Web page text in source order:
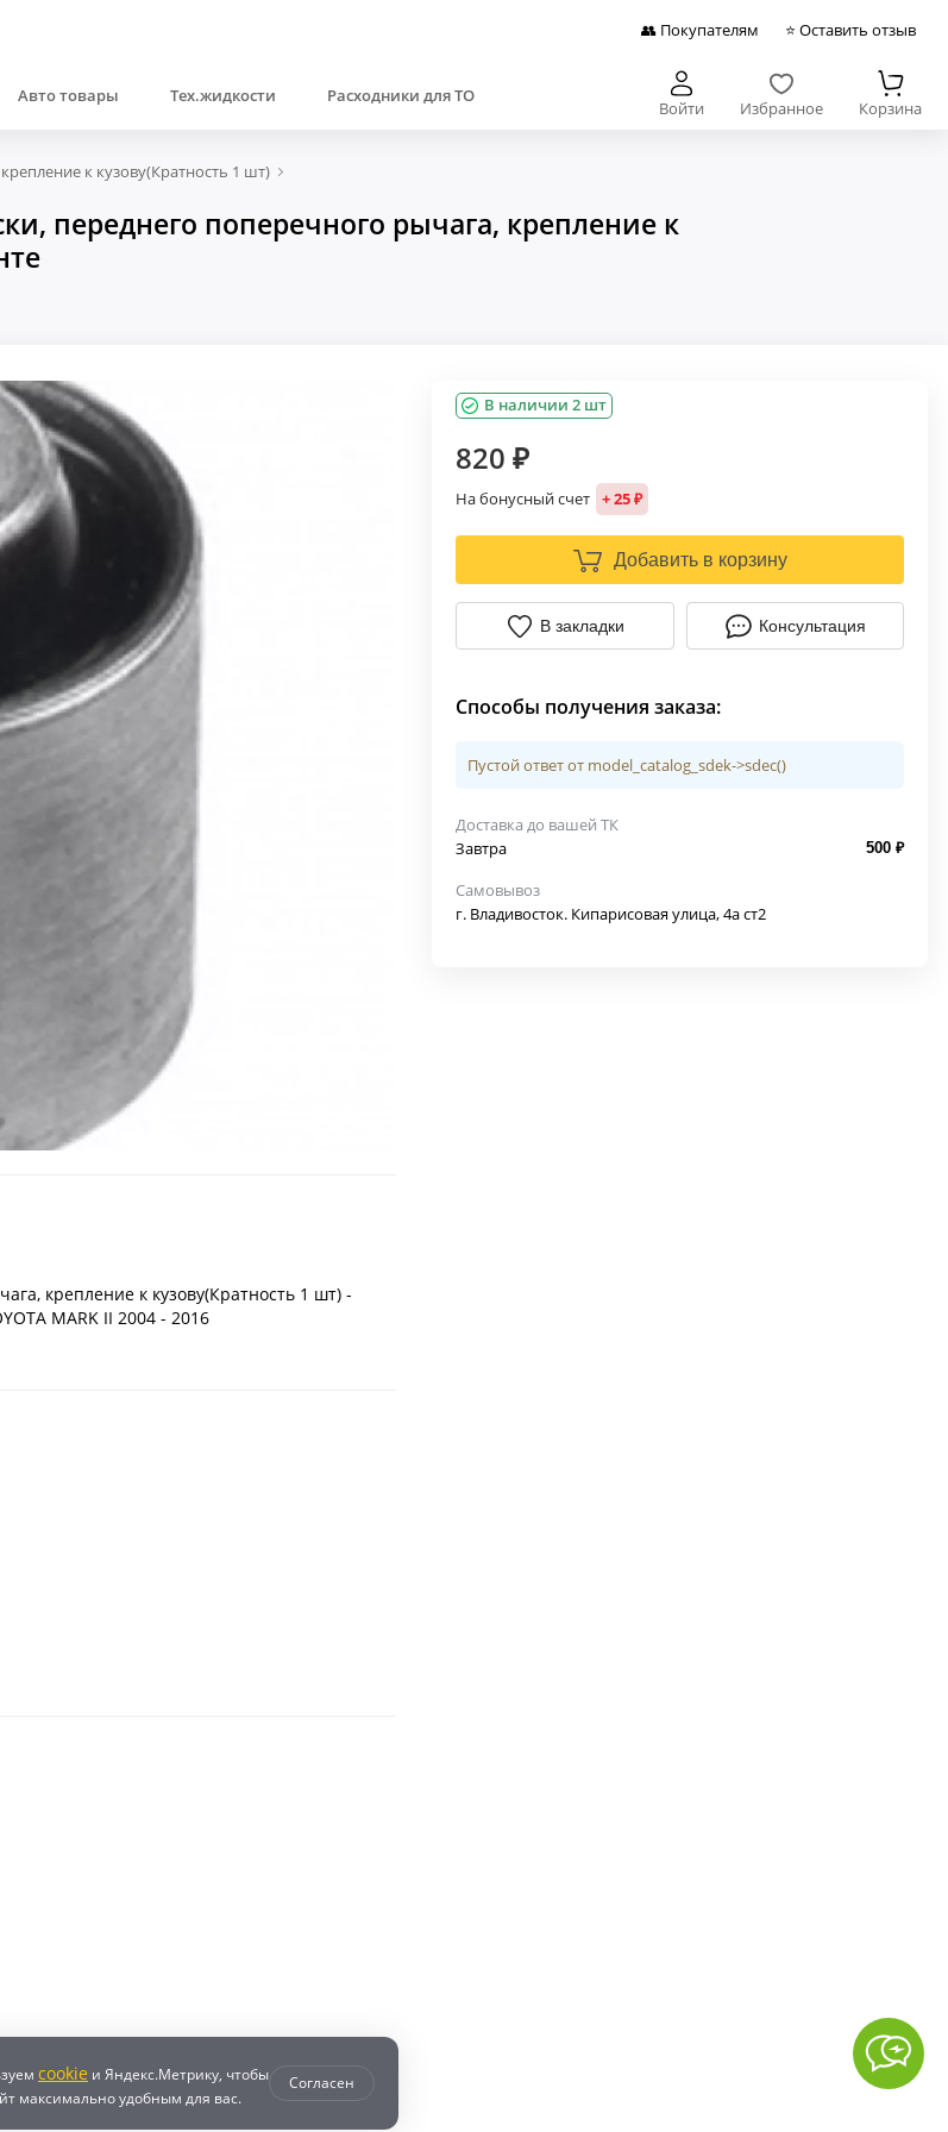
👥 Покупателям ⭐ Оставить отзыв
Авто товары Тех.жидкости Расходники для ТО
Войти Избранное Корзина
к кузову(Кратность 1 шт)
переднего поперечного рычага, крепление к
крепление к кузову(Кратность 1 шт) -
MARK II 2004 - 2016
В наличии 2 шт
820 ₽
На бонусный счет + 25 ₽
Добавить в корзину
В закладки Консультация
Способы получения заказа:
Пустой ответ от model_catalog_sdek->sdec()
Доставка до вашей ТК
Завтра
500 ₽
Самовывоз
г. Владивосток. Кипарисовая улица, 4а ст2
cookie и Яндекс.Метрику, чтобы
максимально удобным для вас.
Согласен